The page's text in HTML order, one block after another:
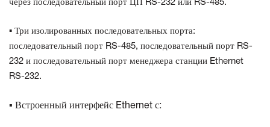
через последовательный порт ЦП RS-232 или RS-485.
▪ Три изолированных последовательных порта:
последовательный порт RS-485, последовательный порт RS-
232 и последовательный порт менеджера станции Ethernet
RS-232.
▪ Встроенный интерфейс Ethernet с: